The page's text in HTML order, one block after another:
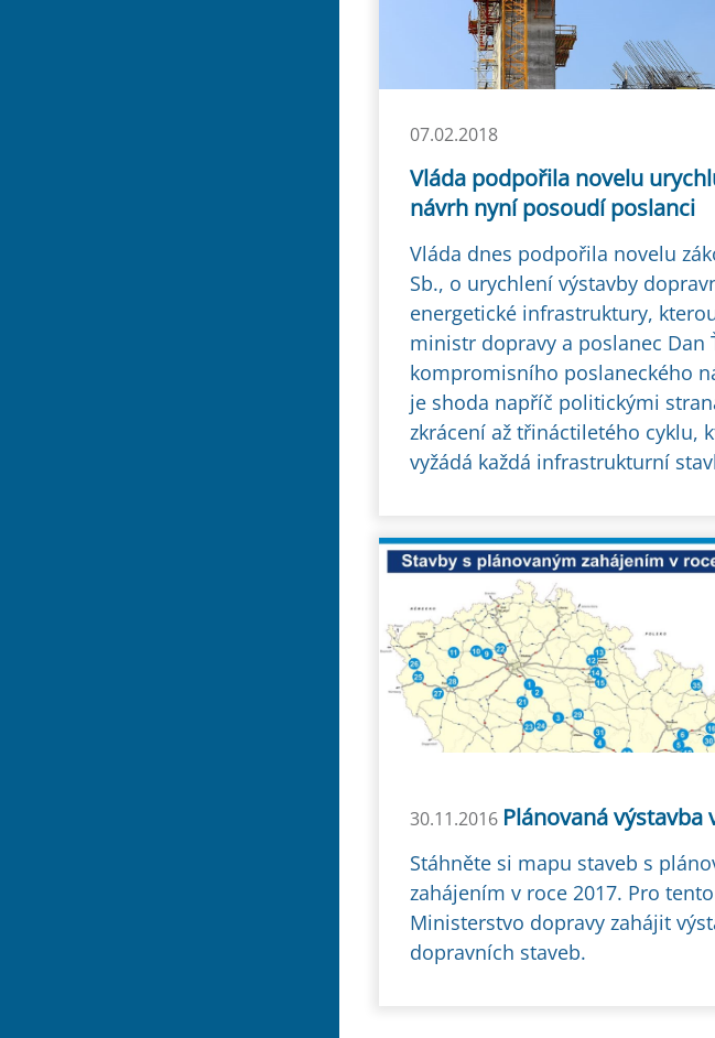
07.02.2018
Vláda podpořila novelu
návrh nyní posoudí poslanci
Vláda dnes podpořila novelu
Sb., o urychlení výstavby
energetické infrastruktury,
ministr dopravy a poslanec Dan
kompromisního poslaneckého
je shoda napříč politickými
zkrácení až třináctiletého cyklu,
vyžádá každá infrastrukturní
30.11.2016 Plánovaná výstavba
Stáhněte si mapu staveb s
zahájením v roce 2017. Pro
Ministerstvo dopravy zahájit
dopravních staveb.